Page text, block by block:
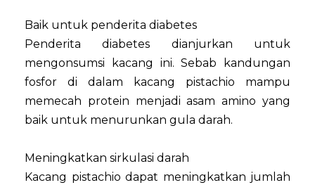
Baik untuk penderita diabetes
Penderita diabetes dianjurkan untuk
mengonsumsi kacang ini. Sebab kandungan
fosfor di dalam kacang pistachio mampu
memecah protein menjadi asam amino yang
baik untuk menurunkan gula darah.
Meningkatkan sirkulasi darah
Kacang pistachio dapat meningkatkan jumlah